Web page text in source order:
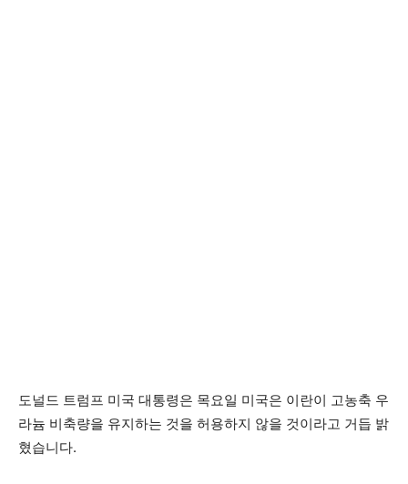
도널드 트럼프 미국 대통령은 목요일 미국은 이란이 고농축 우
라늄 비축량을 유지하는 것을 허용하지 않을 것이라고 거듭 밝
혔습니다.